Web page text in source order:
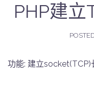
PHP建
功能: 建立socket(TCP)